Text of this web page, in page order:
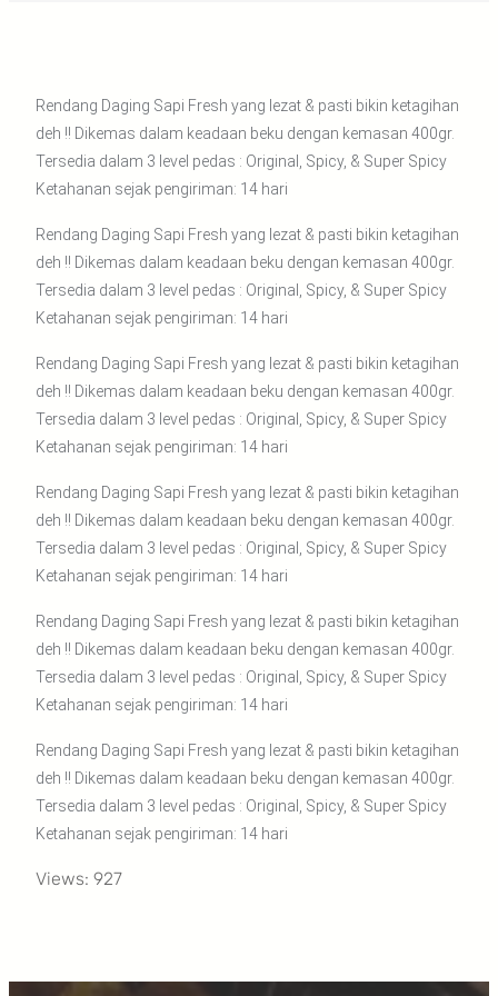
Rendang Daging Sapi Fresh yang lezat & pasti bikin ketagihan
deh !! Dikemas dalam keadaan beku dengan kemasan 400gr.
Tersedia dalam 3 level pedas : Original, Spicy, & Super Spicy
Ketahanan sejak pengiriman: 14 hari
Rendang Daging Sapi Fresh yang lezat & pasti bikin ketagihan
deh !! Dikemas dalam keadaan beku dengan kemasan 400gr.
Tersedia dalam 3 level pedas : Original, Spicy, & Super Spicy
Ketahanan sejak pengiriman: 14 hari
Rendang Daging Sapi Fresh yang lezat & pasti bikin ketagihan
deh !! Dikemas dalam keadaan beku dengan kemasan 400gr.
Tersedia dalam 3 level pedas : Original, Spicy, & Super Spicy
Ketahanan sejak pengiriman: 14 hari
Rendang Daging Sapi Fresh yang lezat & pasti bikin ketagihan
deh !! Dikemas dalam keadaan beku dengan kemasan 400gr.
Tersedia dalam 3 level pedas : Original, Spicy, & Super Spicy
Ketahanan sejak pengiriman: 14 hari
Rendang Daging Sapi Fresh yang lezat & pasti bikin ketagihan
deh !! Dikemas dalam keadaan beku dengan kemasan 400gr.
Tersedia dalam 3 level pedas : Original, Spicy, & Super Spicy
Ketahanan sejak pengiriman: 14 hari
Rendang Daging Sapi Fresh yang lezat & pasti bikin ketagihan
deh !! Dikemas dalam keadaan beku dengan kemasan 400gr.
Tersedia dalam 3 level pedas : Original, Spicy, & Super Spicy
Ketahanan sejak pengiriman: 14 hari
Views: 927